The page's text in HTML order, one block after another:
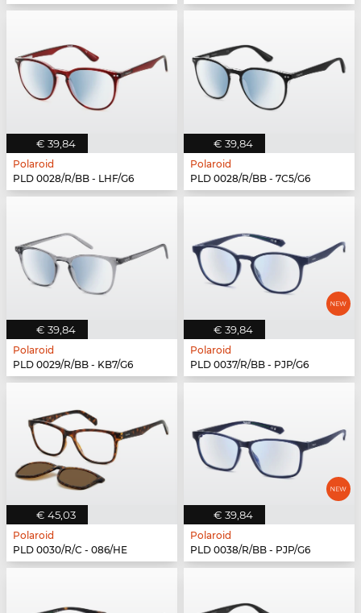
€ 39,84
Polaroid
PLD 0028/R/BB - LHF/G6
€ 39,84
Polaroid
PLD 0028/R/BB - 7C5/G6
€ 39,84
Polaroid
PLD 0029/R/BB - KB7/G6
€ 39,84
Polaroid
PLD 0037/R/BB - PJP/G6
€ 45,03
Polaroid
PLD 0030/R/C - 086/HE
€ 39,84
Polaroid
PLD 0038/R/BB - PJP/G6